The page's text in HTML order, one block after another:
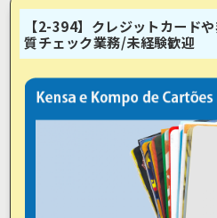
【2-394】クレジットカード
質チェック業務/未経験歓迎